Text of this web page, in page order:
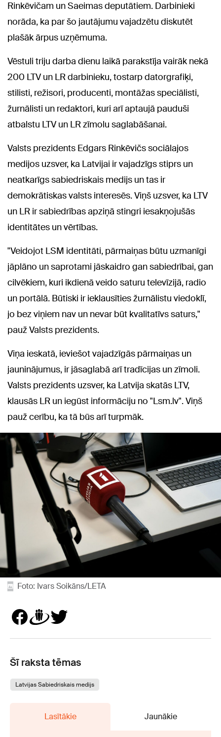
Rinkēvičam un Saeimas deputātiem. Darbinieki
norāda, ka par šo jautājumu vajadzētu diskutēt
plašāk ārpus uzņēmuma.
Vēstuli triju darba dienu laikā parakstīja vairāk nekā
200 LTV un LR darbinieku, tostarp datorgrafiķi,
stilisti, režisori, producenti, montāžas speciālisti,
žurnālisti un redaktori, kuri arī aptaujā pauduši
atbalstu LTV un LR zīmolu saglabāšanai.
Valsts prezidents Edgars Rinkēvičs sociālajos
medijos uzsver, ka Latvijai ir vajadzīgs stiprs un
neatkarīgs sabiedriskais medijs un tas ir
demokrātiskas valsts interesēs. Viņš uzsver, ka LTV
un LR ir sabiedrības apziņā stingri iesakņojušās
identitātes un vērtības.
"Veidojot LSM identitāti, pārmaiņas būtu uzmanīgi
jāplāno un saprotami jāskaidro gan sabiedrībai, gan
cilvēkiem, kuri ikdienā veido saturu televīzijā, radio
un portālā. Būtiski ir ieklausīties žurnālistu viedoklī,
jo bez viņiem nav un nevar būt kvalitatīvs saturs,"
pauž Valsts prezidents.
Viņa ieskatā, ieviešot vajadzīgās pārmaiņas un
jauninājumus, ir jāsaglabā arī tradīcijas un zīmoli.
Valsts prezidents uzsver, ka Latvija skatās LTV,
klausās LR un iegūst informāciju no "Lsm.lv". Viņš
pauž cerību, ka tā būs arī turpmāk.
Foto: Ivars Soikāns/LETA
Šī raksta tēmas
Latvijas Sabiedriskais medijs
Lasītākie Jaunākie